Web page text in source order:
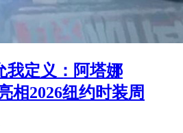
我定义：阿塔娜
相2026纽约时装周